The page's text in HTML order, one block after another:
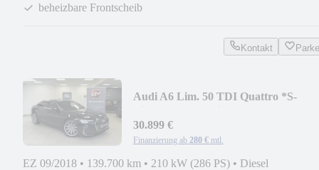
beheizbare Frontscheib
Kontakt
Audi A6 Lim. 50 TDI Quattro *S-
30.899 €
Finanzierung ab 280 € mtl.
EZ 09/2018 • 139.700 km • 210 kW (286 PS) • Diesel